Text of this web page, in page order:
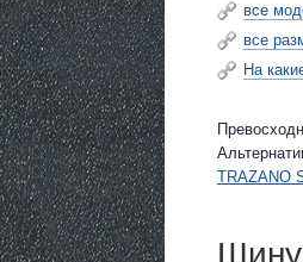
все
все
На
TRAZANO
Шину